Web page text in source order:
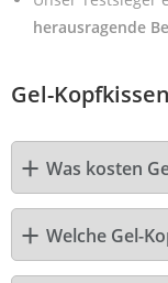
herausragende
Gel-
Was kosten
Welche Gel-